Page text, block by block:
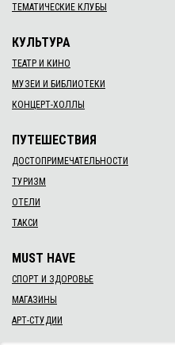
ТЕМАТИЧЕСКИЕ КЛУБЫ
КУЛЬТУРА
ТЕАТР И КИНО
МУЗЕИ И БИБЛИОТЕКИ
КОНЦЕРТ-ХОЛЛЫ
ПУТЕШЕСТВИЯ
ДОСТОПРИМЕЧАТЕЛЬНОСТИ
ТУРИЗМ
ОТЕЛИ
ТАКСИ
MUST HAVE
СПОРТ И ЗДОРОВЬЕ
МАГАЗИНЫ
АРТ-СТУДИИ